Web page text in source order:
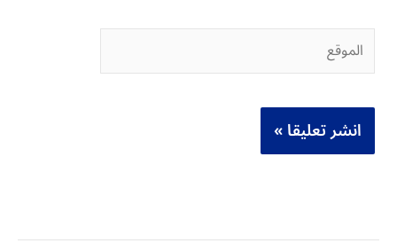
الموقع